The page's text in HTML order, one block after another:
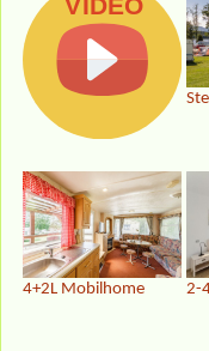
4+2L Mobilhome 2-